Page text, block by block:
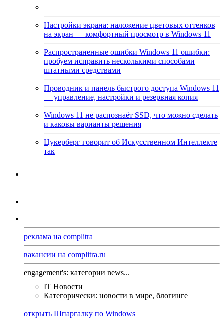
Настройки экрана: наложение цветовых оттенков
на экран — комфортный просмотр в Windows 11
Распространенные ошибки Windows 11 ошибки:
пробуем исправить несколькими способами
штатными средствами
Проводник и панель быстрого доступа Windows 11
— управление, настройки и резервная копия
Windows 11 не распознаёт SSD, что можно сделать
и каковы варианты решения
Цукерберг говорит об Искусственном Интеллекте
так
реклама на complitra
вакансии на complitra.ru
engagement's: категории news...
IT Новости
Категорически: новости в мире, блогинге
открыть Шпаргалку по Windows